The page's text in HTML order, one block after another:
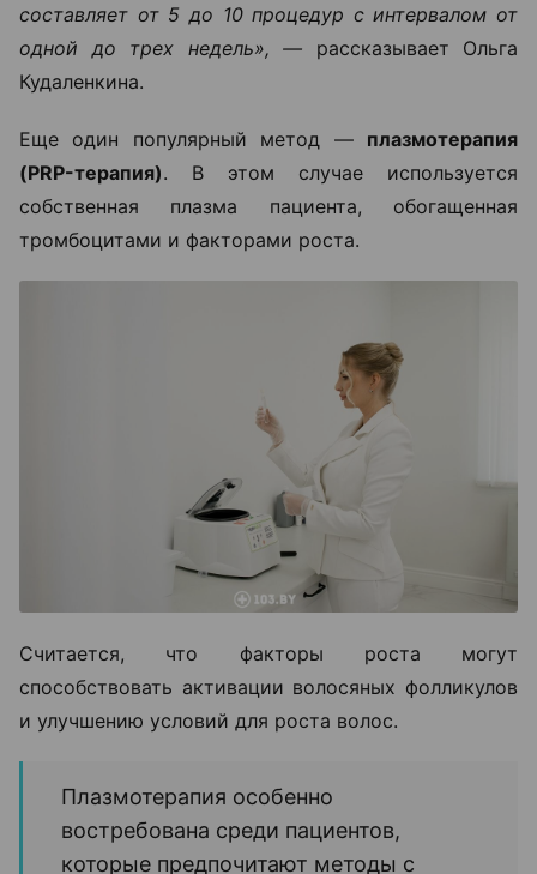
составляет от 5 до 10 процедур с интервалом от
одной до трех недель», — рассказывает Ольга
Кудаленкина.
Еще один популярный метод — плазмотерапия
(PRP-терапия). В этом случае используется
собственная плазма пациента, обогащенная
тромбоцитами и факторами роста.
Считается, что факторы роста могут
способствовать активации волосяных фолликулов
и улучшению условий для роста волос.
Плазмотерапия особенно
востребована среди пациентов,
которые предпочитают методы с